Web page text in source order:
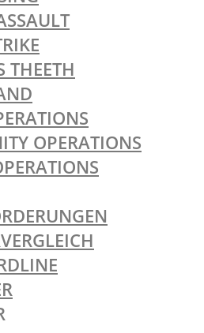
THEETH
OPERATIONS